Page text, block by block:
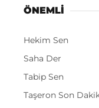
ÖNEMLI
Hekim Sen
Saha Der
Tabip Sen
Taşeron Son